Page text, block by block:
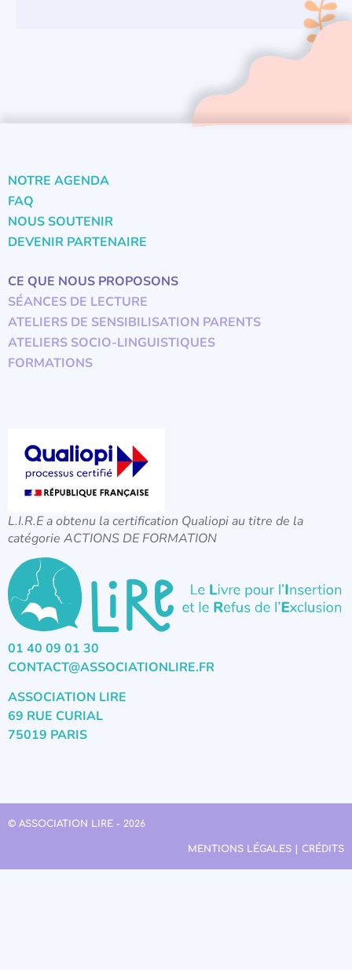
NOTRE AGENDA
FAQ
NOUS SOUTENIR
DEVENIR PARTENAIRE
CE QUE NOUS PROPOSONS
SÉANCES DE LECTURE
ATELIERS DE SENSIBILISATION PARENTS
ATELIERS SOCIO-LINGUISTIQUES
FORMATIONS
L.I.R.E a obtenu la certification Qualiopi au titre de la
catégorie ACTIONS DE FORMATION
01 40 09 01 30
CONTACT@ASSOCIATIONLIRE.FR
ASSOCIATION LIRE
69 RUE CURIAL
75019 PARIS
© ASSOCIATION LIRE - 2026
MENTIONS LÉGALES | CRÉDITS